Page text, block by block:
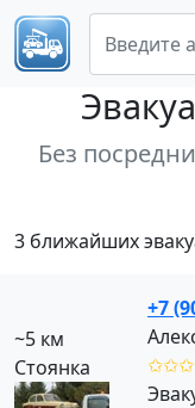
Без
3 ближайших
~5 км
Стоянка
+7